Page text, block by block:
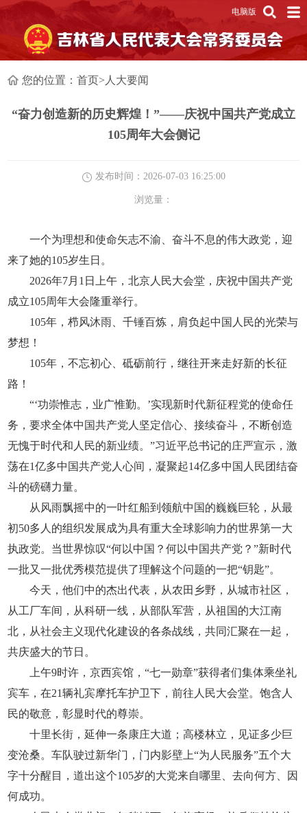
电脑版
您的位置：首页> 人大要闻
“奋力创造新的历史辉煌！”——庆祝中国共产党成立
105周年大会侧记
发布时间：2026-07-03 16:25:00
浏览量：
一个为理想和使命矢志不渝、奋斗不息的伟大政党，迎
来了她的105岁生日。
2026年7月1日上午，北京人民大会堂，庆祝中国共产党
成立105周年大会隆重举行。
105年，栉风沐雨、千锤百炼，肩负起中国人民的光荣与
梦想！
105年，不忘初心、砥砺前行，继往开来走好新的长征
路！
“‘功崇惟志，业广惟勤。’实现新时代新征程党的使命任
务，要求全体中国共产党人坚定信心、接续奋斗，不断创造
无愧于时代和人民的新业绩。”习近平总书记的庄严宣示，激
荡在1亿多中国共产党人心间，凝聚起14亿多中国人民团结奋
斗的磅礴力量。
从风雨飘摇中的一叶红船到领航中国的巍巍巨轮，从最
初50多人的组织发展成为具有重大全球影响力的世界第一大
执政党。当世界惊叹“何以中国？何以中国共产党？”新时代
一批又一批优秀模范提供了理解这个问题的一把“钥匙”。
今天，他们中的杰出代表，从农田乡野，从城市社区，
从工厂车间，从科研一线，从部队军营，从祖国的大江南
北，从社会主义现代化建设的各条战线，共同汇聚在一起，
共庆盛大的节日。
上午9时许，京西宾馆，“七一勋章”获得者们集体乘坐礼
宾车，在21辆礼宾摩托车护卫下，前往人民大会堂。饱含人
民的敬意，彰显时代的尊崇。
十里长街，延伸一条康庄大道；高楼林立，见证多少巨
变沧桑。车队驶过新华门，门内影壁上“为人民服务”五个大
字十分醒目，道出这个105岁的大党来自哪里、去向何方、因
何成功。